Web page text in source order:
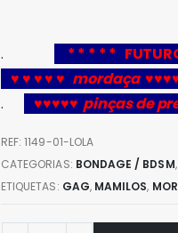
.
* * * * *
♥ ♥ ♥ ♥ ♥ mordaça
.
♥♥♥♥♥ pinças de
REF:1149-01-LOLA
CATEGORIAS: BONDAGE / BDSM
ETIQUETAS: GAG, MAMILOS,